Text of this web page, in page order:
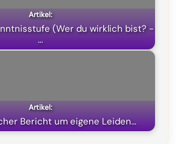
(Wer du wirklich bist? -
…
Bericht um eigene Leiden…